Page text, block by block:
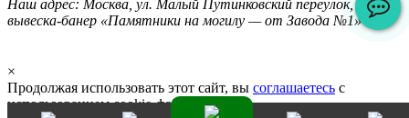
Наш адрес: Москва, ул. Малый Путинковский переулок, 1/2,
вывеска-банер «Памятники на могилу — от Завода №1»
×
Продолжая использовать этот сайт, вы соглашаетесь с
использованием cookie-файлов.